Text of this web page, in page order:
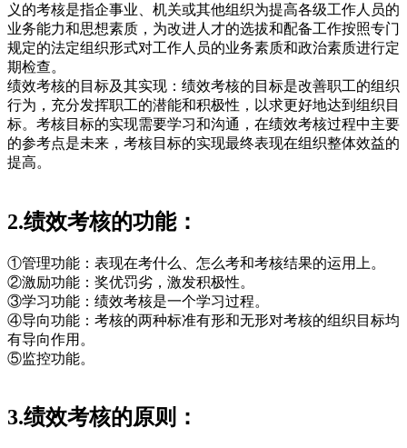
义的考核是指企事业、机关或其他组织为提高各级工作人员的
业务能力和思想素质，为改进人才的选拔和配备工作按照专门
规定的法定组织形式对工作人员的业务素质和政治素质进行定
期检查。
绩效考核的目标及其实现：绩效考核的目标是改善职工的组织
行为，充分发挥职工的潜能和积极性，以求更好地达到组织目
标。考核目标的实现需要学习和沟通，在绩效考核过程中主要
的参考点是未来，考核目标的实现最终表现在组织整体效益的
提高。
2.绩效考核的功能：
①管理功能：表现在考什么、怎么考和考核结果的运用上。
②激励功能：奖优罚劣，激发积极性。
③学习功能：绩效考核是一个学习过程。
④导向功能：考核的两种标准有形和无形对考核的组织目标均
有导向作用。
⑤监控功能。
3.绩效考核的原则：